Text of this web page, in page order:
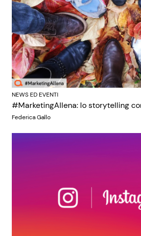
NEWS ED EVENTI
#MarketingAllena: lo storytelling
Federica Gallo